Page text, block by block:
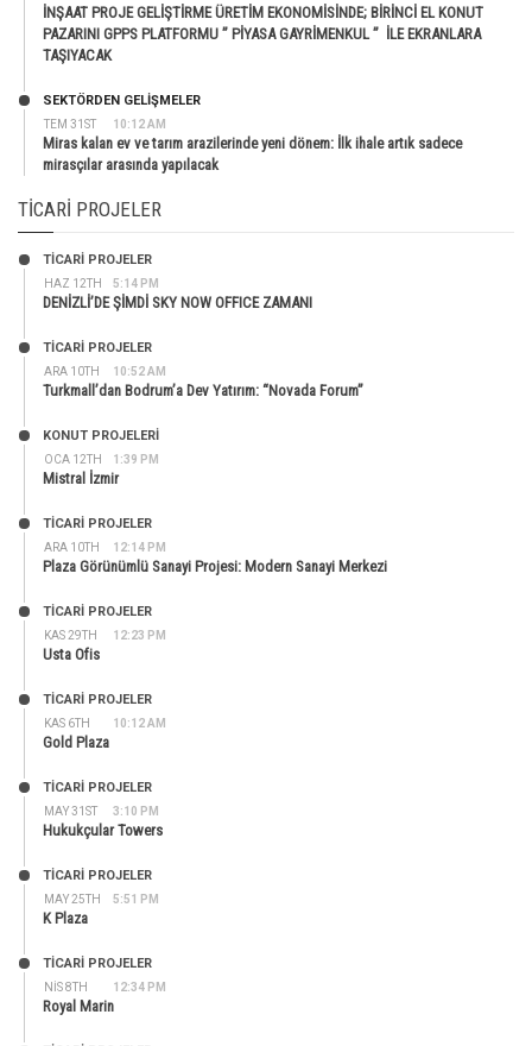
İNŞAAT PROJE GELİŞTİRME ÜRETİM EKONOMİSİNDE; BİRİNCİ EL KONUT
PAZARINI GPPS PLATFORMU ” PİYASA GAYRİMENKUL ” İLE EKRANLARA
TAŞIYACAK
TEM 31ST 10:12 AM
SEKTÖRDEN GELIŞMELER
Miras kalan ev ve tarım arazilerinde yeni dönem: İlk ihale artık sadece
mirasçılar arasında yapılacak
TICARI PROJELER
HAZ 12TH 5:14 PM
TİCARİ PROJELER
DENİZLİ’DE ŞİMDİ SKY NOW OFFICE ZAMANI
ARA 10TH 10:52 AM
TİCARİ PROJELER
Turkmall’dan Bodrum’a Dev Yatırım: “Novada Forum”
OCA 12TH 1:39 PM
KONUT PROJELERI
Mistral İzmir
ARA 10TH 12:14 PM
TİCARİ PROJELER
Plaza Görünümlü Sanayi Projesi: Modern Sanayi Merkezi
KAS 29TH 12:23 PM
TİCARİ PROJELER
Usta Ofis
KAS 6TH 10:12 AM
TİCARİ PROJELER
Gold Plaza
MAY 31ST 3:10 PM
TİCARİ PROJELER
Hukukçular Towers
MAY 25TH 5:51 PM
TİCARİ PROJELER
K Plaza
NIS 8TH 12:34 PM
TİCARİ PROJELER
Royal Marin